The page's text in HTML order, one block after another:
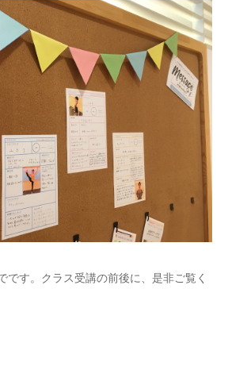
です。クラス受講の前後に、是非ご覧く